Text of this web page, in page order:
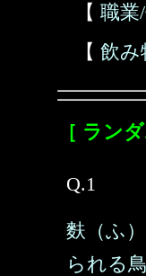
【 職業
【 飲み
［ ラン
Q.1
麩（ふ
られる